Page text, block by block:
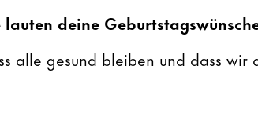
deine
alle gesund bleiben und dass wir